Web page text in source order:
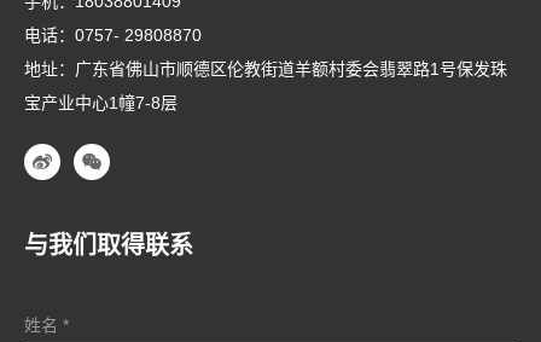
电话： 0757- 29808870
地址：广东省佛山市顺德区伦教街道羊额村委会翡翠路1号保发珠
宝产业中心1幢7-8层
与我们取得联系